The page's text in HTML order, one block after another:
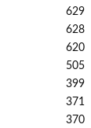
629
628
620
505
399
371
370